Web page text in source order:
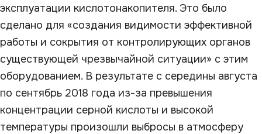
эксплуатации кислотонакопителя. Это было
сделано для «создания видимости эффективной
работы и сокрытия от контролирующих органов
существующей чрезвычайной ситуации» с этим
оборудованием. В результате с середины августа
по сентябрь 2018 года из-за превышения
концентрации серной кислоты и высокой
температуры произошли выбросы в атмосферу